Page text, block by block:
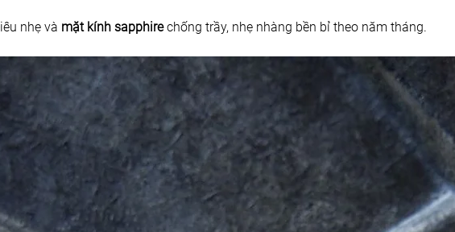
nhẹ và mặt kính sapphire chống trầy, nhẹ nhàng bền bỉ theo năm tháng.